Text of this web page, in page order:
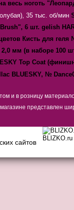
весь ноготь
35 тыс. об/мин
6 шт. gelish
Кисть для геля
мм (в наборе 100
Top Coat
BLUESKY, №
и в розницу
представлен